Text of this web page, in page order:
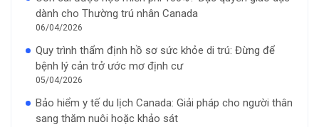
dành cho Thường trú nhân Canada
06/04/2026
Quy trình thẩm định hồ sơ sức khỏe di trú: Đừng để
bệnh lý cản trở ước mơ định cư
05/04/2026
Bảo hiểm y tế du lịch Canada: Giải pháp cho người thân
sang thăm nuôi hoặc khảo sát